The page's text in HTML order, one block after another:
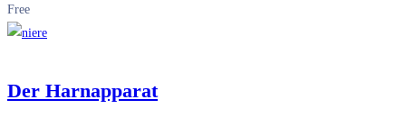
Free
Der Harnapparat